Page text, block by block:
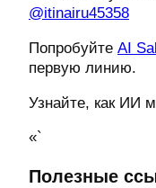
@itinairu45358
Попробуйте AI
первую линию.
Узнайте, как ИИ
«`
Полезные